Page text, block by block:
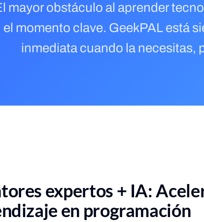
mayor obstáculo al aprender
el momento clave. GeekPAL está
inmediata cuando la necesitas,
expertos + IA:
en programación